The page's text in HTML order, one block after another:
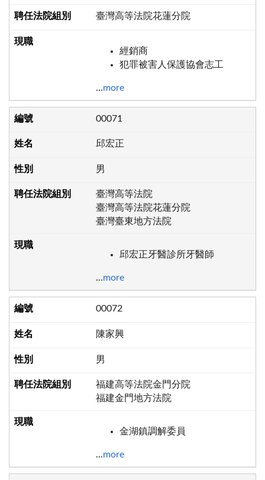
臺灣高等法院花蓮分院
經銷商
犯罪被害人保護協會志工
...more
00071
邱宏正
男
臺灣高等法院
臺灣高等法院花蓮分院
臺灣臺東地方法院
邱宏正牙醫診所牙醫師
...more
00072
陳家興
男
福建高等法院金門分院
福建金門地方法院
金湖鎮調解委員
...more